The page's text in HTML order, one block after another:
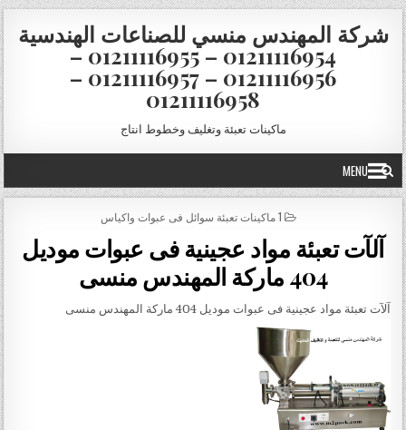
Skip to content
شركة المهندس منسي للصناعات الهندسية
01211116954 – 01211116955 –
01211116956 – 01211116957 –
01211116958
ماكينات تعبئة وتغليف وخطوط انتاج
MENU
POSTED IN1 ماكينات تعبئة سوائل فى عبوات واكياس
آلآت تعبئة مواد عجينية فى عبوات موديل
404 ماركة المهندس منسى
آلآت تعبئة مواد عجينية فى عبوات موديل 404 ماركة المهندس منسى